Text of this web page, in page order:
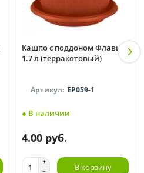
Кашпо с поддоном Флавия
1.7 л (терракотовый)
EP059-1
● В наличии
4.00 руб.
В корзину